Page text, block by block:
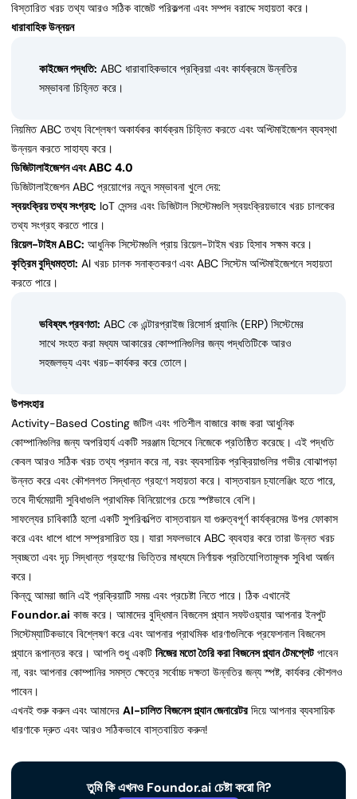
বিস্তারিত খরচ তথ্য আরও সঠিক বাজেট পরিকল্পনা এবং সম্পদ বরাদ্দে সহায়তা করে।
ধারাবাহিক উন্নয়ন
কাইজেন পদ্ধতি: ABC ধারাবাহিকভাবে প্রক্রিয়া এবং কার্যক্রমে উন্নতির
সম্ভাবনা চিহ্নিত করে।
নিয়মিত ABC তথ্য বিশ্লেষণ অকার্যকর কার্যক্রম চিহ্নিত করতে এবং অপ্টিমাইজেশন ব্যবস্থা
উন্নয়ন করতে সাহায্য করে।
ডিজিটালাইজেশন এবং ABC 4.0
ডিজিটালাইজেশন ABC প্রয়োগের নতুন সম্ভাবনা খুলে দেয়:
স্বয়ংক্রিয় তথ্য সংগ্রহ: IoT সেন্সর এবং ডিজিটাল সিস্টেমগুলি স্বয়ংক্রিয়ভাবে খরচ চালকের
তথ্য সংগ্রহ করতে পারে।
রিয়েল-টাইম ABC: আধুনিক সিস্টেমগুলি প্রায় রিয়েল-টাইম খরচ হিসাব সক্ষম করে।
কৃত্রিম বুদ্ধিমত্তা: AI খরচ চালক সনাক্তকরণ এবং ABC সিস্টেম অপ্টিমাইজেশনে সহায়তা
করতে পারে।
ভবিষ্যৎ প্রবণতা: ABC কে এন্টারপ্রাইজ রিসোর্স প্ল্যানিং (ERP) সিস্টেমের
সাথে সংহত করা মধ্যম আকারের কোম্পানিগুলির জন্য পদ্ধতিটিকে আরও
সহজলভ্য এবং খরচ-কার্যকর করে তোলে।
উপসংহার
Activity-Based Costing জটিল এবং গতিশীল বাজারে কাজ করা আধুনিক
কোম্পানিগুলির জন্য অপরিহার্য একটি সরঞ্জাম হিসেবে নিজেকে প্রতিষ্ঠিত করেছে। এই পদ্ধতি
কেবল আরও সঠিক খরচ তথ্য প্রদান করে না, বরং ব্যবসায়িক প্রক্রিয়াগুলির গভীর বোঝাপড়া
উন্নত করে এবং কৌশলগত সিদ্ধান্ত গ্রহণে সহায়তা করে। বাস্তবায়ন চ্যালেঞ্জিং হতে পারে,
তবে দীর্ঘমেয়াদী সুবিধাগুলি প্রাথমিক বিনিয়োগের চেয়ে স্পষ্টভাবে বেশি।
সাফল্যের চাবিকাঠি হলো একটি সুপরিকল্পিত বাস্তবায়ন যা গুরুত্বপূর্ণ কার্যক্রমের উপর ফোকাস
করে এবং ধাপে ধাপে সম্প্রসারিত হয়। যারা সফলভাবে ABC ব্যবহার করে তারা উন্নত খরচ
স্বচ্ছতা এবং দৃঢ় সিদ্ধান্ত গ্রহণের ভিত্তির মাধ্যমে নির্ণায়ক প্রতিযোগিতামূলক সুবিধা অর্জন
করে।
কিন্তু আমরা জানি এই প্রক্রিয়াটি সময় এবং প্রচেষ্টা নিতে পারে। ঠিক এখানেই
Foundor.ai কাজ করে। আমাদের বুদ্ধিমান বিজনেস প্ল্যান সফটওয়্যার আপনার ইনপুট
সিস্টেম্যাটিকভাবে বিশ্লেষণ করে এবং আপনার প্রাথমিক ধারণাগুলিকে প্রফেশনাল বিজনেস
প্ল্যানে রূপান্তর করে। আপনি শুধু একটি নিজের মতো তৈরি করা বিজনেস প্ল্যান টেমপ্লেটপাবেন
না, বরং আপনার কোম্পানির সমস্ত ক্ষেত্রে সর্বোচ্চ দক্ষতা উন্নতির জন্য স্পষ্ট, কার্যকর কৌশলও
পাবেন।
এখনই শুরু করুন এবং আমাদের AI-চালিত বিজনেস প্ল্যান জেনারেটরদিয়ে আপনার ব্যবসায়িক
ধারণাকে দ্রুত এবং আরও সঠিকভাবে বাস্তবায়িত করুন!
তুমি কি এখনও Foundor.ai চেষ্টা করো নি?